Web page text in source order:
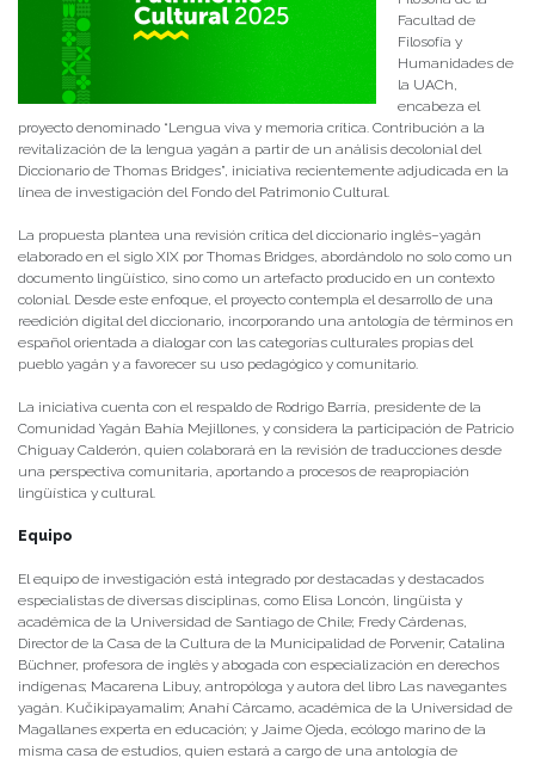
Facultad de
Filosofía y
Humanidades de
la UACh,
encabeza el
proyecto denominado “Lengua viva y memoria crítica. Contribución a la
revitalización de la lengua yagán a partir de un análisis decolonial del
Diccionario de Thomas Bridges”, iniciativa recientemente adjudicada en la
línea de investigación del Fondo del Patrimonio Cultural.
La propuesta plantea una revisión crítica del diccionario inglés–yagán
elaborado en el siglo XIX por Thomas Bridges, abordándolo no solo como un
documento lingüístico, sino como un artefacto producido en un contexto
colonial. Desde este enfoque, el proyecto contempla el desarrollo de una
reedición digital del diccionario, incorporando una antología de términos en
español orientada a dialogar con las categorías culturales propias del
pueblo yagán y a favorecer su uso pedagógico y comunitario.
La iniciativa cuenta con el respaldo de Rodrigo Barría, presidente de la
Comunidad Yagán Bahía Mejillones, y considera la participación de Patricio
Chiguay Calderón, quien colaborará en la revisión de traducciones desde
una perspectiva comunitaria, aportando a procesos de reapropiación
lingüística y cultural.
Equipo
El equipo de investigación está integrado por destacadas y destacados
especialistas de diversas disciplinas, como Elisa Loncón, lingüista y
académica de la Universidad de Santiago de Chile; Fredy Cárdenas,
Director de la Casa de la Cultura de la Municipalidad de Porvenir; Catalina
Büchner, profesora de inglés y abogada con especialización en derechos
indígenas; Macarena Libuy, antropóloga y autora del libro Las navegantes
yagán. Kučikipayamalim; Anahí Cárcamo, académica de la Universidad de
Magallanes experta en educación; y Jaime Ojeda, ecólogo marino de la
misma casa de estudios, quien estará a cargo de una antología de